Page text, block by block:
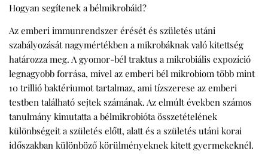
Hogyan segítenek a bélmikrobáid?
Az emberi immunrendszer érését és születés utáni
szabályozását nagymértékben a mikrobáknak való kitettség
határozza meg. A gyomor-bél traktus a mikrobiális expozíció
legnagyobb forrása, mivel az emberi bél mikrobiom több mint
10 trillió baktériumot tartalmaz, ami tízszerese az emberi
testben található sejtek számának. Az elmúlt években számos
tanulmány kimutatta a bélmikrobióta összetételének
különbségeit a születés előtt, alatt és a születés utáni korai
időszakban különböző körülményeknek kitett gyermekeknél.